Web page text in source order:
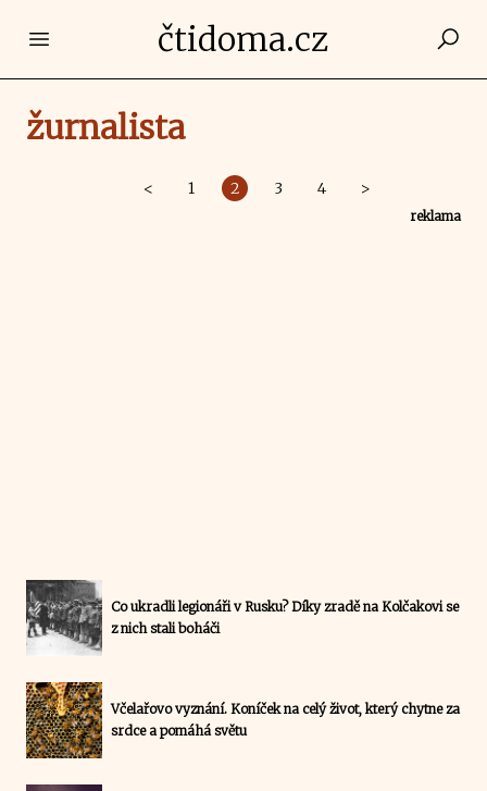
Open main menučtidoma.cz
žurnalista
< 1 2 3 4 >
reklama
Co ukradli legionáři v Rusku? Díky zradě na Kolčakovi se
z nich stali boháči
Včelařovo vyznání. Koníček na celý život, který chytne za
srdce a pomáhá světu